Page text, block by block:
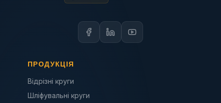
ПРОДУКЦІЯ
Відрізні круги
Шліфувальні круги